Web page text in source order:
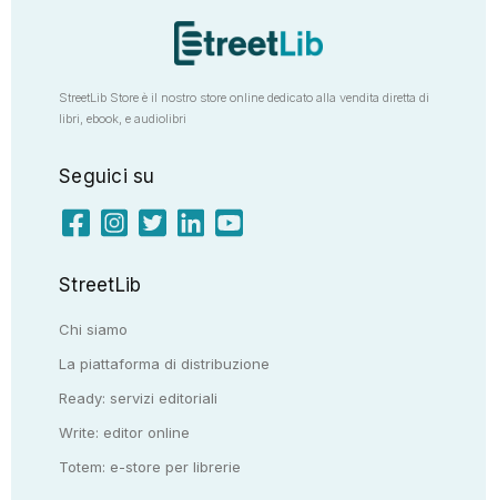
StreetLib Store è il nostro store online dedicato alla vendita diretta di
libri, ebook, e audiolibri
Seguici su
StreetLib
Chi siamo
La piattaforma di distribuzione
Ready: servizi editoriali
Write: editor online
Totem: e-store per librerie